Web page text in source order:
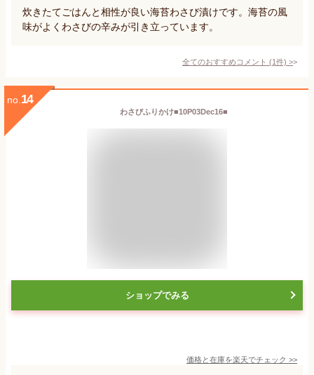
炊きたてごはんと相性が良い海苔わさび漬けです。海苔の風
味がよくわさびの辛みが引き立っています。
全てのおすすめコメント (1件) >
no. 14
わさびふりかけ■10P03Dec16■
ショップでみる
価格と在庫を楽天でチェック >>